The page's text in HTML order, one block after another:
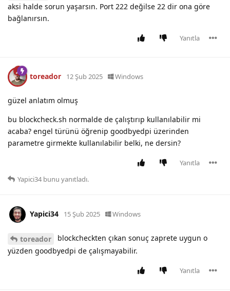
aksi halde sorun yaşarsın. Port 222 değilse 22 dir ona göre
bağlanırsın.
Yanıtla
toreador 12 Şub 2025 Windows
güzel anlatım olmuş
bu blockcheck.sh normalde de çalıştırıp kullanılabilir mi
acaba? engel türünü öğrenip goodbyedpi üzerinden
parametre girmekte kullanılabilir belki, ne dersin?
Yanıtla
Yapici34 bunu yanıtladı.
Yapici34 15 Şub 2025 Windows
toreador
blockcheckten çıkan sonuç zaprete uygun o
yüzden goodbyedpi de çalışmayabilir.
Yanıtla